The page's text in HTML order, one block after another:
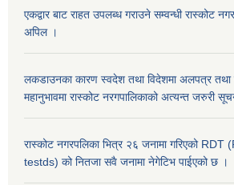
एकद्वार बाट राहत उपलब्ध गराउने सम्वन्धी रास्कोट
अपिल ।
लकडाउनका कारण स्वदेश तथा विदेशमा अलपत्र तथा
महानुभावमा रास्कोट नरगपालिकाको अत्यन्त जरुरी
रास्कोट नगरपलिका भित्र २६ जनामा गरिएको
testds) को नितजा सवै जनामा नेगेटिभ पाईएको छ ।